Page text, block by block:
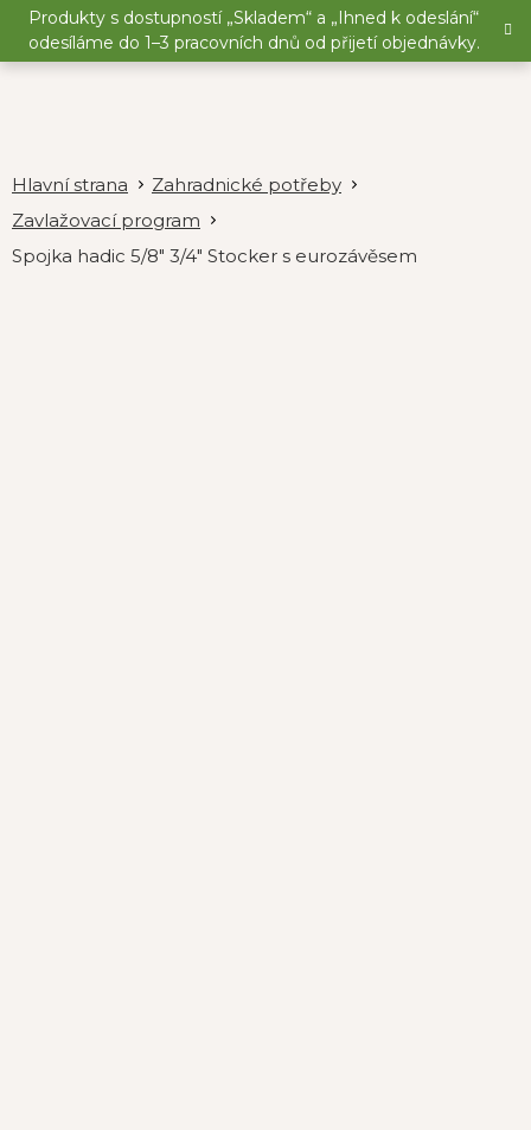
Přejít
obsah
Produkty s dostupností „Skladem“ a „Ihned k odeslání“
odesíláme do 1–3 pracovních dnů od přijetí objednávky.
Zahradnické potřeby
Zavlažovací program
Spojka hadic 5/8" 3/4" Stocker s eurozávěsem